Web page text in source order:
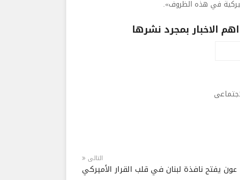
في هذه الظروف».
الاخبار بمجرد نشرها
التالى
عون يفتح نافذة لبنان في قلب القرار الأميركي